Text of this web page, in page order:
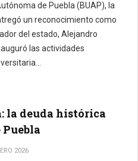
de Puebla (BUAP), la
un reconocimiento como
del estado, Alejandro
las actividades
la deuda histórica
2026